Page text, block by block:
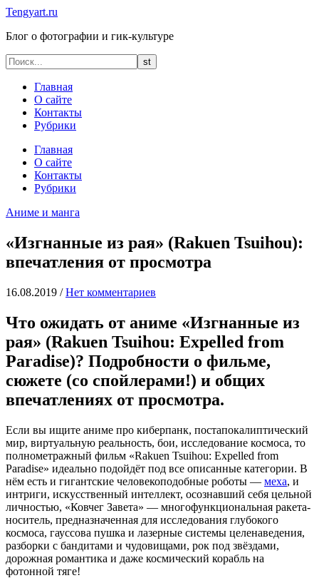
Tengyart.ru
Блог о фотографии и гик-культуре
Главная
О сайте
Контакты
Рубрики
Главная
О сайте
Контакты
Рубрики
Аниме и манга
«Изгнанные из рая» (Rakuen Tsuihou):
впечатления от просмотра
16.08.2019 / Нет комментариев
Что ожидать от аниме «Изгнанные из
рая» (Rakuen Tsuihou: Expelled from
Paradise)? Подробности о фильме,
сюжете (со спойлерами!) и общих
впечатлениях от просмотра.
Если вы ищите аниме про киберпанк, постапокалиптический
мир, виртуальную реальность, бои, исследование космоса, то
полнометражный фильм «Rakuen Tsuihou: Expelled from
Paradise» идеально подойдёт под все описанные категории. В
нём есть и гигантские человекоподобные роботы — меха, и
интриги, искусственный интеллект, осознавший себя цельной
личностью, «Ковчег Завета» — многофункциональная ракета-
носитель, предназначенная для исследования глубокого
космоса, гауссова пушка и лазерные системы целенаведения,
разборки с бандитами и чудовищами, рок под звёздами,
дорожная романтика и даже космический корабль на
фотонной тяге!